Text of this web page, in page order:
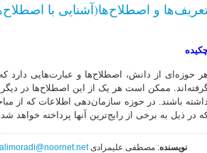
و اصطلاح‌ها(آشنایی با
هر حوزه‌ای از دانش، اصطلاح‌ها و عبارت‌هایی دارد
ممکن است هر یک از این اصطلاح‌ها در
داشته باشند. در حوزه سازمان‌دهی اطلاعات که از
در ذیل به برخی از رایج‌ترین آنها پرداخته خواهد
نویسنده: مصطفی علیمرادی